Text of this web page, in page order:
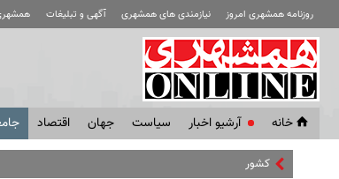
روزنامه همشهری امروز نیازمندی های همشهری آگهی و تبلیغات
خانه آرشیو اخبار سياست جهان اقتصاد
کشور همسایه به دنبال